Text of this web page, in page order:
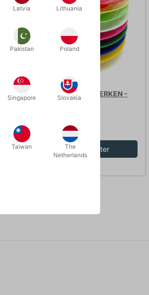
J01001
JONGLERINGS-TALLERKEN -
DKK 45,00
Vis varianter
Latvia Lithuania
Pakistan Poland
Singapore Slovakia
Taiwan
The
Netherlands